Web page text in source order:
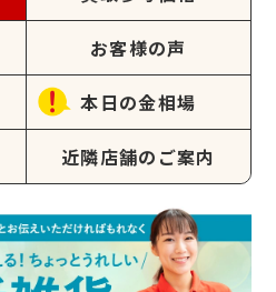
お客様の声
本日の金相場
近隣店舗のご案内